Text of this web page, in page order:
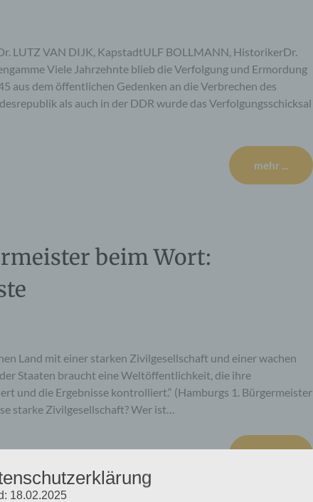
LUTZ VAN DIJK, KapstadtULF BOLLMANN, HistorikerDr.
Viele Jahrzehnte blieb die Verfolgung und Ermordung
aus dem öffentlichen Gedenken an die Verbrechen des
als auch in der DDR wurde das Verfolgungsschicksal
mehr ...
beim Wort:
Land mit einer starken Zivilgesellschaft und einer wachen
Staaten braucht eine Weltöffentlichkeit, die ihre
und die Ergebnisse kontrolliert.“ (Hamburgs 1. Bürgermeister
starke Zivilgesellschaft? Wer ist…
18.02.2025